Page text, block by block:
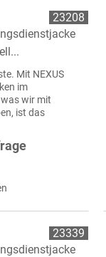
Mit NEXUS
im
wir mit
ist das
Anspruch, den
23208
23339